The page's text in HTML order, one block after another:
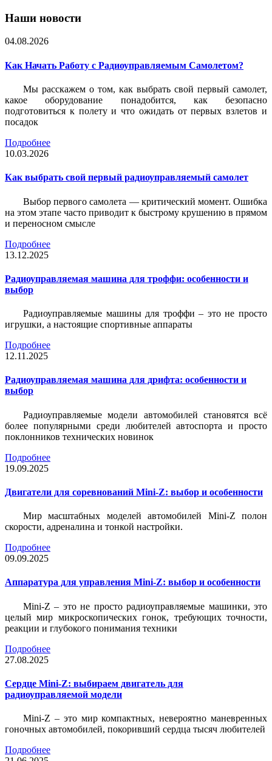
Наши новости
04.08.2026
Как Начать Работу с Радиоуправляемым Самолетом?
Мы расскажем о том, как выбрать свой первый самолет,
какое оборудование понадобится, как безопасно
подготовиться к полету и что ожидать от первых взлетов и
посадок
Подробнее
10.03.2026
Как выбрать свой первый радиоуправляемый самолет
Выбор первого самолета — критический момент. Ошибка
на этом этапе часто приводит к быстрому крушению в прямом
и переносном смысле
Подробнее
13.12.2025
Радиоуправляемая машина для троффи: особенности и
выбор
Радиоуправляемые машины для троффи – это не просто
игрушки, а настоящие спортивные аппараты
Подробнее
12.11.2025
Радиоуправляемая машина для дрифта: особенности и
выбор
Радиоуправляемые модели автомобилей становятся всё
более популярными среди любителей автоспорта и просто
поклонников технических новинок
Подробнее
19.09.2025
Двигатели для соревнований Mini-Z: выбор и особенности
Мир масштабных моделей автомобилей Mini-Z полон
скорости, адреналина и тонкой настройки.
Подробнее
09.09.2025
Аппаратура для управления Mini-Z: выбор и особенности
Mini-Z – это не просто радиоуправляемые машинки, это
целый мир микроскопических гонок, требующих точности,
реакции и глубокого понимания техники
Подробнее
27.08.2025
Сердце Mini-Z: выбираем двигатель для
радиоуправляемой модели
Mini-Z – это мир компактных, невероятно маневренных
гоночных автомобилей, покоривший сердца тысяч любителей
Подробнее